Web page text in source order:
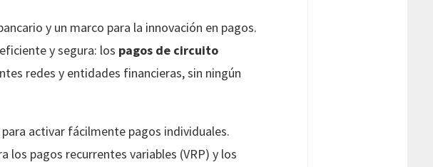
y un marco para la innovación en pagos.
y segura: los pagos de circuito
redes y entidades financieras, sin ningún
activar fácilmente pagos individuales.
pagos recurrentes variables (VRP) y los